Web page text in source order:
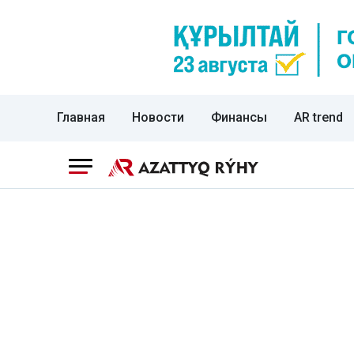
Главная Новости Финансы AR trend